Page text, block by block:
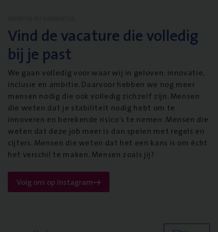
Vind de vacature die volledig
bij je past
We gaan volledig voor waar wij in geloven: innovatie,
inclusie en ambitie. Daarvoor hebben we nog meer
mensen nodig die ook volledig zichzelf zijn. Mensen
die weten dat je stabiliteit nodig hebt om te
innoveren en berekende risico’s te nemen. Mensen die
weten dat deze job meer is dan spelen met regels en
cijfers. Mensen die weten dat het een kans is om écht
het verschil te maken. Mensen zoals jij?
Volg ons op instagram